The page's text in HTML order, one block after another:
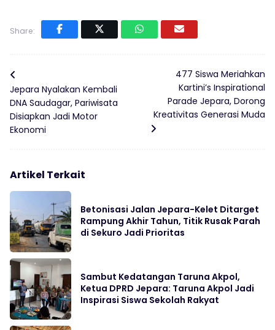
Share:
Jepara Nyalakan Kembali
DNA Saudagar, Pariwisata
Disiapkan Jadi Motor
Ekonomi
477 Siswa Meriahkan
Kartini’s Inspirational
Parade Jepara, Dorong
Kreativitas Generasi Muda
Artikel Terkait
Betonisasi Jalan Jepara-Kelet Ditarget
Rampung Akhir Tahun, Titik Rusak Parah
di Sekuro Jadi Prioritas
Sambut Kedatangan Taruna Akpol,
Ketua DPRD Jepara: Taruna Akpol Jadi
Inspirasi Siswa Sekolah Rakyat